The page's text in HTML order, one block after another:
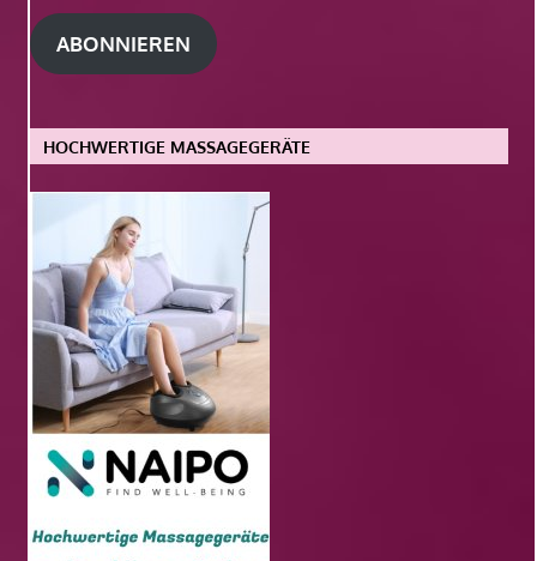
Adresse
ABONNIEREN
HOCHWERTIGE MASSAGEGERÄTE